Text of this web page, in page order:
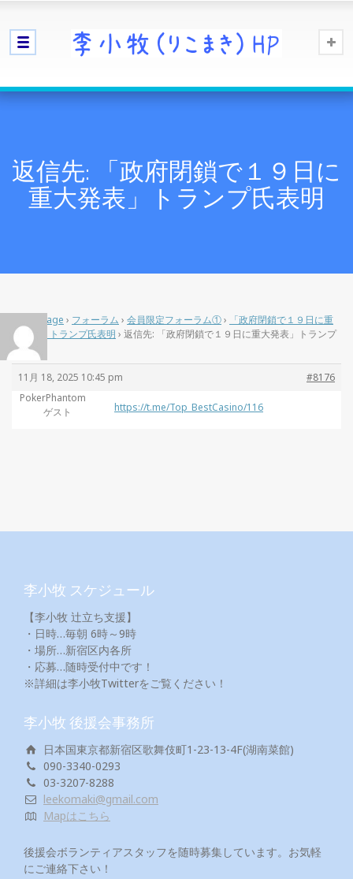
返信先: 「政府閉鎖で１９日に
重大発表」トランプ氏表明
Home Page › フォーラム › 会員限定フォーラム①›
「政府閉鎖で１９日に重
大発表」トランプ氏表明 › 返信先: 「政府閉鎖で１９日に重大発表」トランプ
氏表明
11月 18, 2025 10:45 pm
#8176
PokerPhantom
ゲスト
https://t.me/Top_BestCasino/116
李小牧 スケジュール
【李小牧 辻立ち支援】
・日時…毎朝 6時～9時
・場所…新宿区内各所
・応募…随時受付中です！
※詳細は李小牧Twitterをご覧ください！
李小牧 後援会事務所
日本国東京都新宿区歌舞伎町1-23-13-4F(湖南菜館)
090-3340-0293
03-3207-8288
leekomaki@gmail.com
Mapはこちら
後援会ボランティアスタッフを随時募集しています。お気軽
にご連絡下さい！